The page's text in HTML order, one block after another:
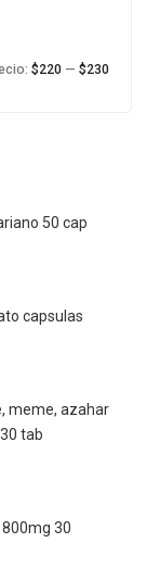
$220 — $230
50 cap
capsulas
meme, azahar
tab
800mg 30